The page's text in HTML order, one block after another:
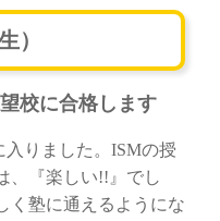
）
校に合格します
りました。ISMの授
、『楽しい!!』でし
く塾に通えるようにな